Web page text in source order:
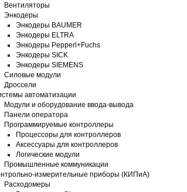
Вентиляторы
Энкодеры
Энкодеры BAUMER
Энкодеры ELTRA
Энкодеры Pepperl+Fuchs
Энкодеры SICK
Энкодеры SIEMENS
Силовые модули
Дроссели
автоматизации
Модули и оборудование ввода-вывода
Панели оператора
Программируемые контроллеры
Процессоры для контроллеров
Аксессуары для контроллеров
Логические модули
Промышленные коммуникации
измерительные приборы (КИПиA)
Расходомеры